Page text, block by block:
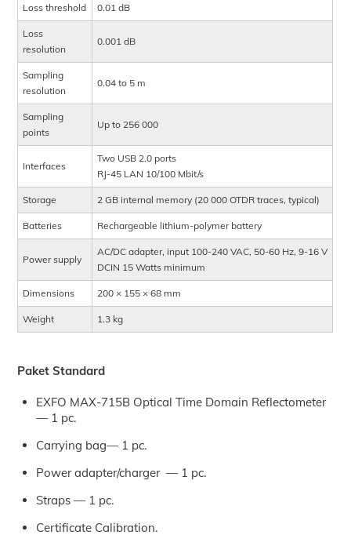
Loss threshold 0.01 dB
Loss
resolution
0.001 dB
Sampling
resolution
0.04 to 5 m
Sampling
points
Up to 256 000
Interfaces
Two USB 2.0 ports
RJ-45 LAN 10/100 Mbit/s
Storage 2 GB internal memory (20 000 OTDR traces, typical)
Batteries Rechargeable lithium-polymer battery
Power supply
AC/DC adapter, input 100-240 VAC, 50-60 Hz, 9-16 V
DCIN 15 Watts minimum
Dimensions 200 × 155 × 68 mm
Weight 1.3 kg
Paket Standard
EXFO MAX-715B Optical Time Domain Reflectometer
— 1 pc.
Carrying bag— 1 pc.
Power adapter/charger — 1 pc.
Straps — 1 pc.
Certificate Calibration.